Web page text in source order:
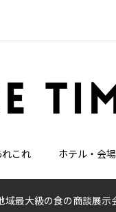
れこれ ホテル・会場
域最大級の食の商談展